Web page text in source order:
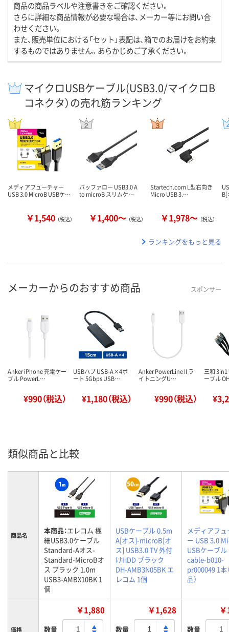
商品の商品ラベルや注意書きをご確認ください。
さらに詳細な商品情報が必要な場合は、メーカー等にお問い合
わせください。
また、販売単位における「セット」表記は、箱でのお届けをお約束
するものではありません。あらかじめご了承ください。
マイクロUSBケーブル(USB3.0/マイクロB
コネクタ）の売れ筋ランキング
メディアフューチャー
USB 3.0 MicroB USBケ…
￥1,540 （税込）
バッファロー USB3.0 A
to microB スリムケ…
￥1,400～ （税込）
Startech.com L型右向き
Micro USB 3.…
￥1,978～ （税込）
B[
ランキングをもっと見る
メーカーからのおすすめ商品 スポンサー
Anker iPhone 充電ケー
ブル PowerL…
¥990（税込）
USBハブ USB-A×4ポ
ート 5Gbps USB…
¥1,180（税込）
Anker PowerLine II ラ
イトニングU…
¥990（税込）
三和
ーブル
類似商品と比較
商品名 本商品：エレコム 極
細USB3.0ケーブル
Standard-Aオス-
Standard-MicroBオ
ス ブラック 1.0m
USB3-AMBX10BK 1
個
USBケーブル 0.5m
A[オス]-microB[オ
ス] USB3.0 TV 外付
けHDD ブラック
DH-AMB3N05BK エ
レコム 1個
メディアフ
ー USB 3.0
USBケーブ
cable-b010-
pr000049 1本
品）
価格
￥1,880
数量
￥1,628
数量 数量